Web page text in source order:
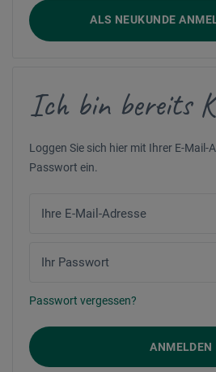
ALS NEUKUNDE
Ich bin bereits
Loggen Sie sich hier mit Ihrer E-Mail-
Passwort ein.
Ihre E-Mail-Adresse
Ihr Passwort
Passwort vergessen?
ANMELDEN